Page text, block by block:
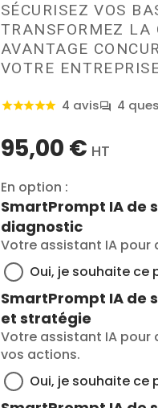
SÉCURISEZ VOS
TRANSFORMEZ LA
AVANTAGE
VOTRE
4 avis 4
95,00 € HT
En option :
SmartPrompt IA de
diagnostic
Votre assistant IA pour
Oui, je souhaite ce
SmartPrompt IA de
et stratégie
Votre assistant IA
vos actions.
Oui, je souhaite ce